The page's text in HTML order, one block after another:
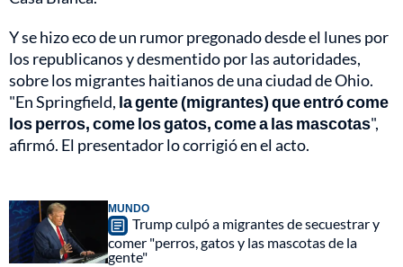
Y se hizo eco de un rumor pregonado desde el lunes por
los republicanos y desmentido por las autoridades,
sobre los migrantes haitianos de una ciudad de Ohio.
"En Springfield, la gente (migrantes) que entró come
los perros, come los gatos, come a las mascotas",
afirmó. El presentador lo corrigió en el acto.
MUNDO
Trump culpó a migrantes de secuestrar y
comer "perros, gatos y las mascotas de la
gente"